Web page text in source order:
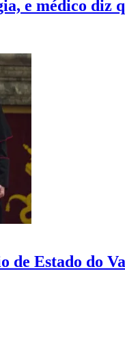
e médico diz
de Estado do